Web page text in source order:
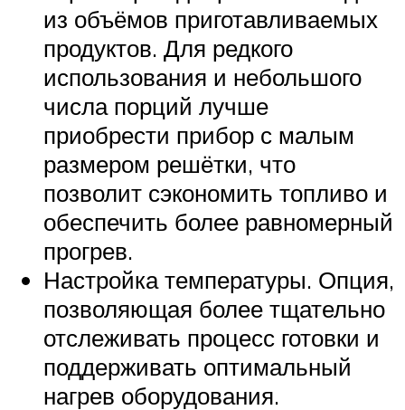
из объёмов приготавливаемых
продуктов. Для редкого
использования и небольшого
числа порций лучше
приобрести прибор с малым
размером решётки, что
позволит сэкономить топливо и
обеспечить более равномерный
прогрев.
Настройка температуры. Опция,
позволяющая более тщательно
отслеживать процесс готовки и
поддерживать оптимальный
нагрев оборудования.